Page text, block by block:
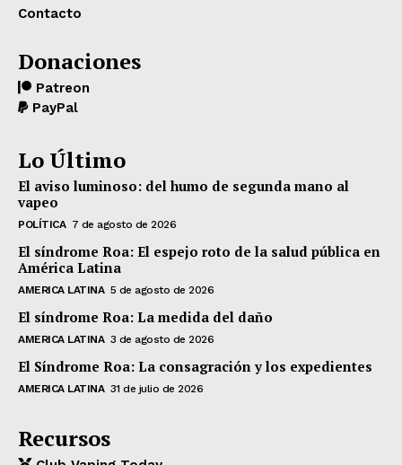
Contacto
Donaciones
Patreon
PayPal
Lo Último
El aviso luminoso: del humo de segunda mano al
vapeo
POLÍTICA 7 de agosto de 2026
El síndrome Roa: El espejo roto de la salud pública en
América Latina
AMERICA LATINA 5 de agosto de 2026
El síndrome Roa: La medida del daño
AMERICA LATINA 3 de agosto de 2026
El Síndrome Roa: La consagración y los expedientes
AMERICA LATINA 31 de julio de 2026
Recursos